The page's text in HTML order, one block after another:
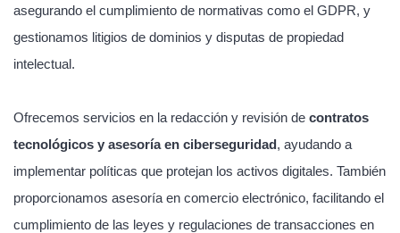
asegurando el cumplimiento de normativas como el GDPR, y
gestionamos litigios de dominios y disputas de propiedad
intelectual.
Ofrecemos servicios en la redacción y revisión de contratos
tecnológicos y asesoría en ciberseguridad, ayudando a
implementar políticas que protejan los activos digitales. También
proporcionamos asesoría en comercio electrónico, facilitando el
cumplimiento de las leyes y regulaciones de transacciones en